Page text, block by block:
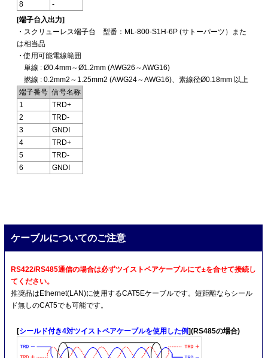
8
-
[端子台入出力]
・スクリューレス端子台 型番：ML-800-S1H-6P (サトーパーツ）また
は相当品
・使用可能電線範囲
単線 : Ø0.4mm～Ø1.2mm (AWG26～AWG16)
撚線 : 0.2mm2～1.25mm2 (AWG24～AWG16)、素線径Ø0.18mm 以上
端子番号 信号名称
1
TRD+
2
TRD-
3
GNDI
4
TRD+
5
TRD-
6
GNDI
ケーブルについてのご注意
RS422/RS485通信の場合は必ずツイストペアケーブルにて±を合せて接続し
てください。
推奨品はEthernet(LAN)に使用するCAT5Eケーブルです。短距離ならシール
ド無しのCAT5でも可能です。
[シールド付き4対ツイストペアケーブルを使用した例](RS485の場合)